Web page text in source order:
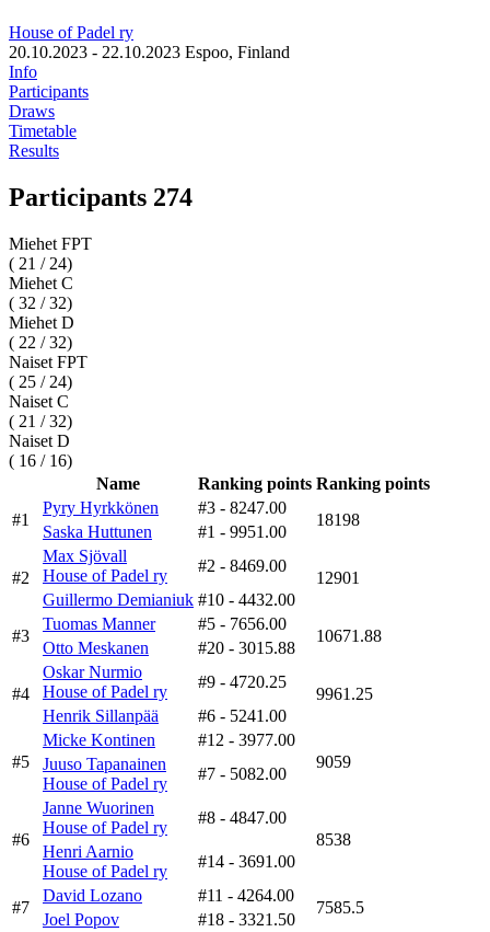
House of Padel ry
20.10.2023 - 22.10.2023 Espoo, Finland
Info
Participants
Draws
Timetable
Results
Participants 274
Miehet FPT
( 21 / 24)
Miehet C
( 32 / 32)
Miehet D
( 22 / 32)
Naiset FPT
( 25 / 24)
Naiset C
( 21 / 32)
Naiset D
( 16 / 16)
Name
Ranking points Ranking points
#1
Pyry Hyrkkönen #3 - 8247.00
18198
Saska Huttunen #1 - 9951.00
#2
Max Sjövall
House of Padel ry
#2 - 8469.00
12901
Guillermo Demianiuk #10 - 4432.00
#3
Tuomas Manner #5 - 7656.00
10671.88
Otto Meskanen #20 - 3015.88
#4
Oskar Nurmio
House of Padel ry
#9 - 4720.25
9961.25
Henrik Sillanpää
#6 - 5241.00
#5
Micke Kontinen #12 - 3977.00
9059
Juuso Tapanainen
House of Padel ry
#7 - 5082.00
#6
Janne Wuorinen
House of Padel ry
#8 - 4847.00
8538
Henri Aarnio
House of Padel ry
#14 - 3691.00
#7
David Lozano #11 - 4264.00
7585.5
Joel Popov #18 - 3321.50